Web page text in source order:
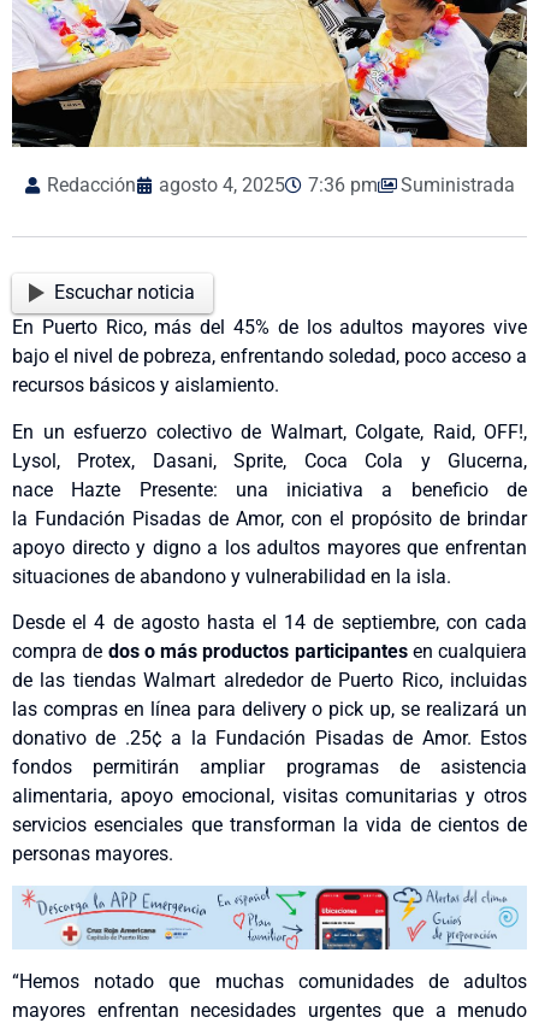
Redacción agosto 4, 2025 7:36 pm Suministrada
Escuchar noticia
En Puerto Rico, más del 45% de los adultos mayores vive
bajo el nivel de pobreza, enfrentando soledad, poco acceso a
recursos básicos y aislamiento.
En un esfuerzo colectivo de Walmart, Colgate, Raid, OFF!,
Lysol, Protex, Dasani, Sprite, Coca Cola y Glucerna,
nace Hazte Presente: una iniciativa a beneficio de
la Fundación Pisadas de Amor, con el propósito de brindar
apoyo directo y digno a los adultos mayores que enfrentan
situaciones de abandono y vulnerabilidad en la isla.
Desde el 4 de agosto hasta el 14 de septiembre, con cada
compra de dos o más productos participantesen cualquiera
de las tiendas Walmart alrededor de Puerto Rico, incluidas
las compras en línea para delivery o pick up, se realizará un
donativo de .25¢ a la Fundación Pisadas de Amor. Estos
fondos permitirán ampliar programas de asistencia
alimentaria, apoyo emocional, visitas comunitarias y otros
servicios esenciales que transforman la vida de cientos de
personas mayores.
“Hemos notado que muchas comunidades de adultos
mayores enfrentan necesidades urgentes que a menudo